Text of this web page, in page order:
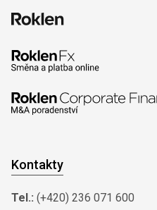
Kontakty
Tel.: (+420) 236 071 600